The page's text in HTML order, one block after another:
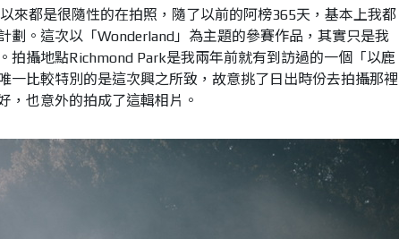
來都是很隨性的在拍照，隨了以前的阿榜365天，基本上我都
劃。這次以「Wonderland」為主題的參賽作品，其實只是我
拍攝地點Richmond Park是我兩年前就有到訪過的一個「以鹿
一比較特別的是這次興之所致，故意挑了日出時份去拍攝那裡
，也意外的拍成了這輯相片。